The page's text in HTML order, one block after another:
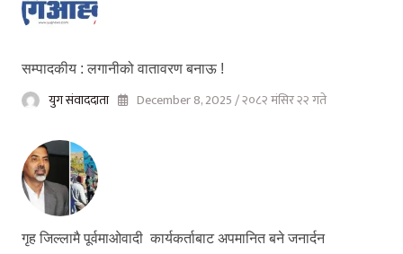
सम्पादकीय : लगानीको वातावरण बनाऊ !
युग संवाददाता December 8, 2025 / २०८२ मंसिर २२ गते
गृह जिल्लामै पूर्वमाओवादी कार्यकर्ताबाट अपमानित बने जनार्दन